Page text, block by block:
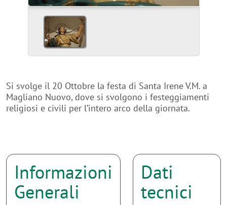
Si svolge il 20 Ottobre la festa di Santa Irene V.M. a
Magliano Nuovo, dove si svolgono i festeggiamenti
religiosi e civili per l’intero arco della giornata.
Informazioni
Generali
Dati
tecnici